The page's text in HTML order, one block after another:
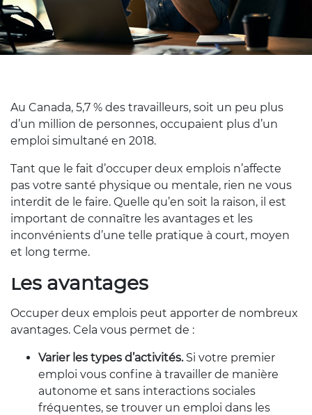
Au Canada, 5,7 % des travailleurs, soit un peu plus
d’un million de personnes, occupaient plus d’un
emploi simultané en 2018.
Tant que le fait d’occuper deux emplois n’affecte
pas votre santé physique ou mentale, rien ne vous
interdit de le faire. Quelle qu’en soit la raison, il est
important de connaître les avantages et les
inconvénients d’une telle pratique à court, moyen
et long terme.
Les avantages
Occuper deux emplois peut apporter de nombreux
avantages. Cela vous permet de :
Varier les types d’activités.Si votre premier
emploi vous confine à travailler de manière
autonome et sans interactions sociales
fréquentes, se trouver un emploi dans les